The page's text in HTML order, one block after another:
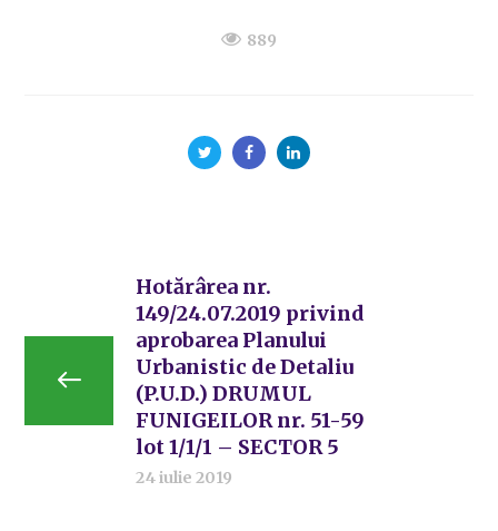
889
Hotărârea nr.
149/24.07.2019 privind
aprobarea Planului
Urbanistic de Detaliu
(P.U.D.) DRUMUL
FUNIGEILOR nr. 51-59
lot 1/1/1 – SECTOR 5
24 iulie 2019